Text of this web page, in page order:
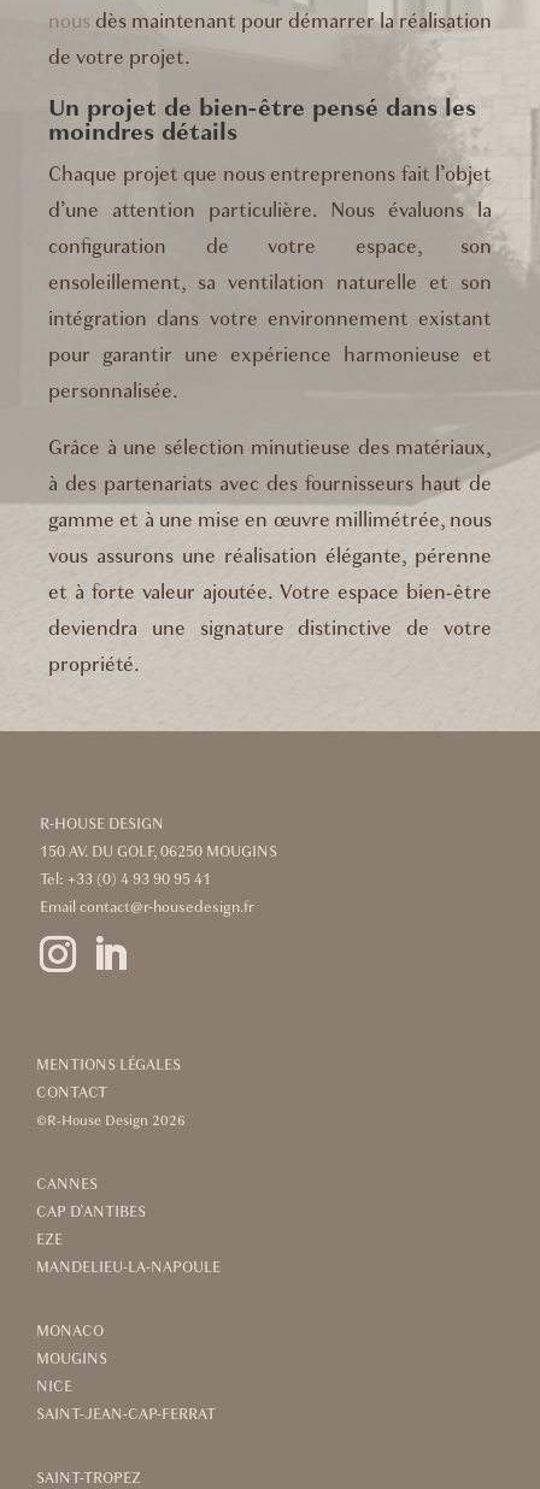
nous dès maintenant pour démarrer la réalisation
de votre projet.
Un projet de bien-être pensé dans les
moindres détails
Chaque projet que nous entreprenons fait l’objet
d’une attention particulière. Nous évaluons la
configuration de votre espace, son
ensoleillement, sa ventilation naturelle et son
intégration dans votre environnement existant
pour garantir une expérience harmonieuse et
personnalisée.
Grâce à une sélection minutieuse des matériaux,
à des partenariats avec des fournisseurs haut de
gamme et à une mise en œuvre millimétrée, nous
vous assurons une réalisation élégante, pérenne
et à forte valeur ajoutée. Votre espace bien-être
deviendra une signature distinctive de votre
propriété.
R-HOUSE DESIGN
150 AV. DU GOLF, 06250 MOUGINS
Tel: +33 (0) 4 93 90 95 41
Email contact@r-housedesign.fr
MENTIONS LÉGALES
CONTACT
©R-House Design 2026
CANNES
CAP D’ANTIBES
EZE
MANDELIEU-LA-NAPOULE
MONACO
MOUGINS
NICE
SAINT-JEAN-CAP-FERRAT
SAINT-TROPEZ